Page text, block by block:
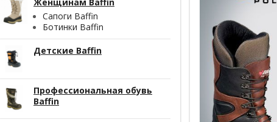
Сапоги Baffin
Ботинки Baffin
Детские Baffin
Профессиональная обувь
Baffin